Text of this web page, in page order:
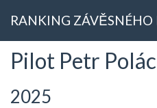
RANKING ZÁVĚSNÉHO
Pilot Petr
2025